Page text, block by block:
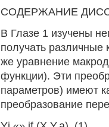
СОДЕРЖАНИЕ
В Глазе 1 изучены
получать различные
же уравнение
функции). Эти
параметров) имеют
преобразование